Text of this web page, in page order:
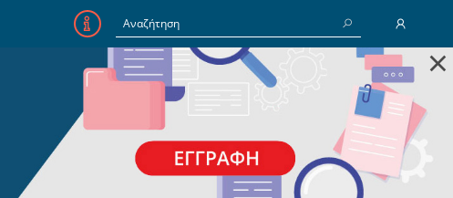
E-Mail
Κωδικός
×